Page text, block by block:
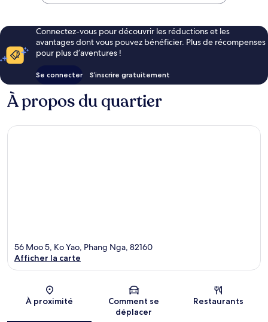
Speedboat
from
Ao
Phuket
Ko
Yao
Connectez-vous pour découvrir les réductions et les
avantages dont vous pouvez bénéficier. Plus de récompenses
pour plus d’aventures !
Se connecter S’inscrire gratuitement
À propos du quartier
Carte
56 Moo 5, Ko Yao, Phang Nga, 82160
Afficher la carte
À proximité
Comment se
déplacer
Restaurants